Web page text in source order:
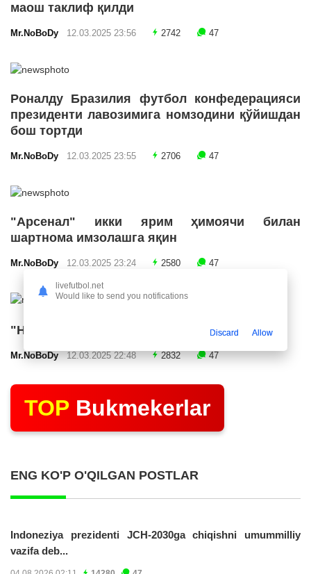
маош таклиф қилди
Mr.NoBoDy 12.03.2025 23:56 2742 47
Роналду Бразилия футбол конфедерацияси
президенти лавозимига номзодини қўйишдан
бош тортди
Mr.NoBoDy 12.03.2025 23:55 2706 47
"Арсенал" икки ярим ҳимоячи билан
шартнома имзолашга яқин
Mr.NoBoDy 12.03.2025 23:24 2580 47
"Нефтчи" тақдимот маросими ўтказди
Mr.NoBoDy 12.03.2025 22:48 2832 47
TOP Bukmekerlar
ENG KO'P O'QILGAN POSTLAR
Indoneziya prezidenti JCH-2030ga chiqishni umummilliy
vazifa deb...
livefutbol.net
Would like to send you notifications
Discard Allow